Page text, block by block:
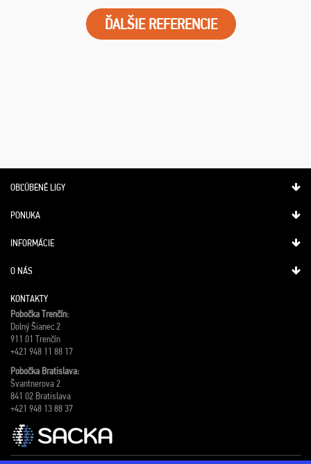
ĎALŠIE REFERENCIE
OBĽÚBENÉ LIGY
PONUKA
INFORMÁCIE
O NÁS
KONTAKTY
Pobočka Trenčín:
Dolný Šianec 2
911 01 Trenčín
+421 948 11 88 17
Pobočka Bratislava:
Švantnerova 2
841 02 Bratislava
+421 948 13 88 37